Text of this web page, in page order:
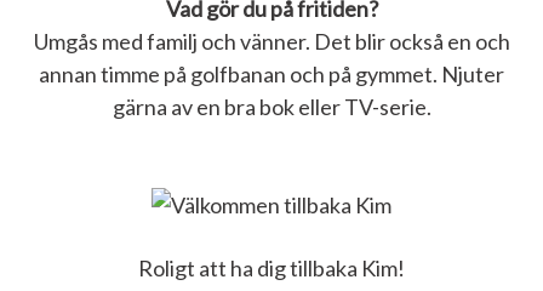
Vad gör du på fritiden?
Umgås med familj och vänner. Det blir också en och
annan timme på golfbanan och på gymmet. Njuter
gärna av en bra bok eller TV-serie.
Roligt att ha dig tillbaka Kim!